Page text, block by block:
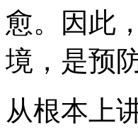
愈。因此
境，是预
从根本上